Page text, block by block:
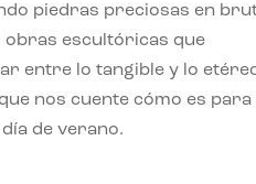
piedras preciosas en
obras escultóricas que
entre lo tangible y lo
nos cuente cómo es para
de verano.